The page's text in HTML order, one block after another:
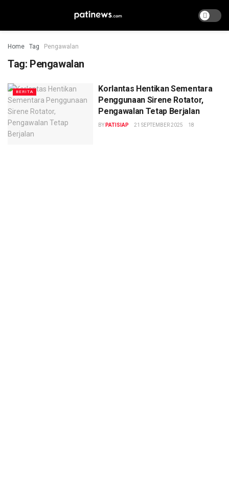
Home Tag Pengawalan
Tag: Pengawalan
BERITA
Korlantas Hentikan Sementara
Penggunaan Sirene Rotator,
Pengawalan Tetap Berjalan
BY PATISIAP 21 SEPTEMBER 2025 18